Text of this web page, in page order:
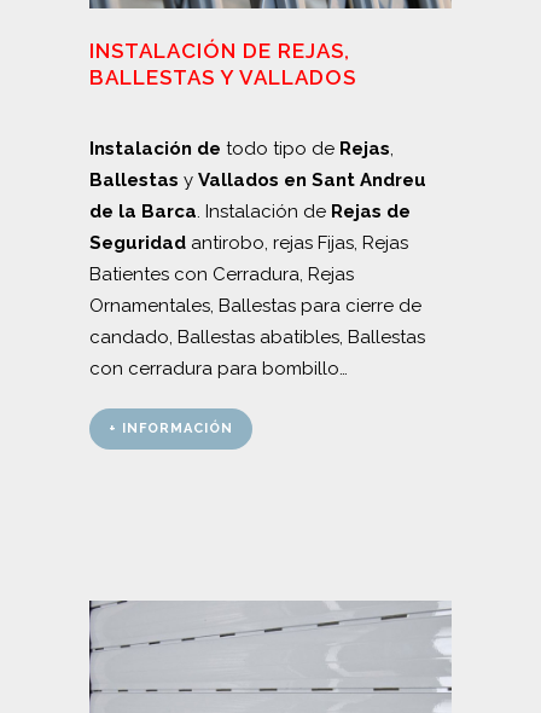
INSTALACIÓN DE REJAS,
BALLESTAS Y VALLADOS
Instalación de todo tipo de Rejas,
Ballestas y Vallados en Sant Andreu
de la Barca. Instalación de Rejas de
Seguridad antirobo, rejas Fijas, Rejas
Batientes con Cerradura, Rejas
Ornamentales, Ballestas para cierre de
candado, Ballestas abatibles, Ballestas
con cerradura para bombillo…
+ INFORMACIÓN